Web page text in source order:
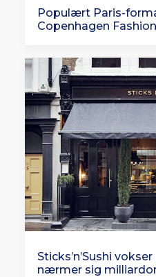
Populært Paris-
Copenhagen
Sticks’n’Sushi
nærmer sig